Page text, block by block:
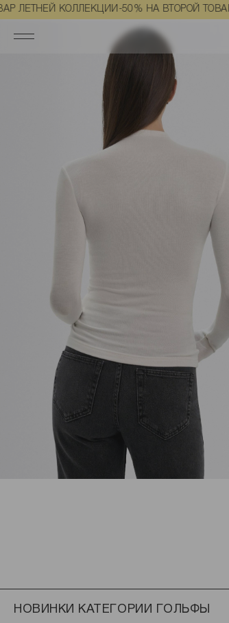
КОЛЛЕКЦИИ-50% НА ВТОРОЙ ТОВАР
Главная Одежда Свитера и гольфы
НОВИНКИ КАТЕГОРИИ ГОЛЬФЫ